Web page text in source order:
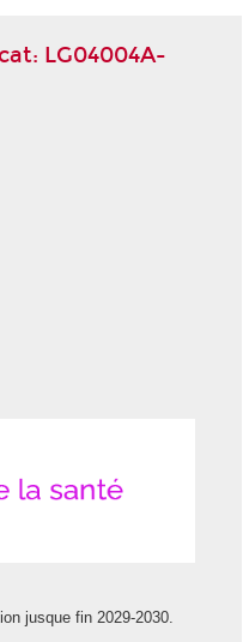
LG04004A-
jusque fin 2029-2030.